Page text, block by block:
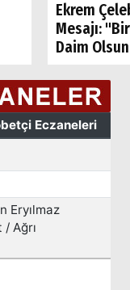
Ekrem
Mesajı:
Daim